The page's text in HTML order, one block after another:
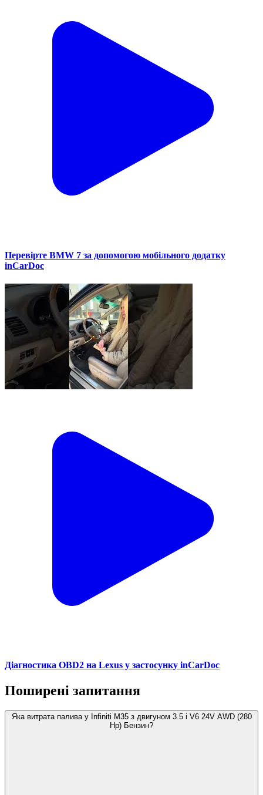
Перевірте BMW 7 за допомогою мобільного додатку
inCarDoc
Діагностика OBD2 на Lexus у застосунку inCarDoc
Поширені запитання
Яка витрата палива у Infiniti M35 з двигуном 3.5 i V6 24V AWD (280
Hp) Бензин?